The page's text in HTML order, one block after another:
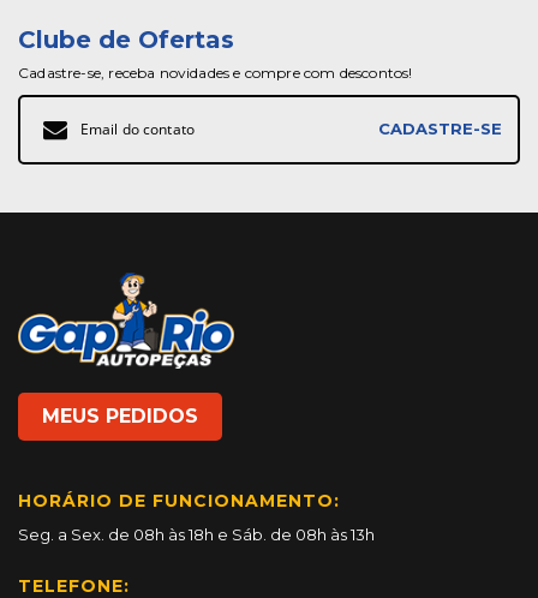
Clube de Ofertas
Cadastre-se, receba novidades e compre com descontos!
Inscreva-
na
Newsletter:
CADASTRE-SE
MEUS PEDIDOS
HORÁRIO DE FUNCIONAMENTO:
Seg. a Sex. de 08h às 18h e Sáb. de 08h às 13h
TELEFONE: